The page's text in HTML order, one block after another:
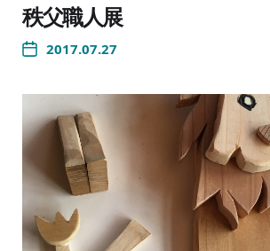
秩父職人展
2017.07.27